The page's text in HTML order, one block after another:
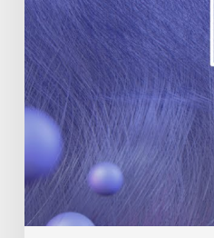
Tendências
de
Arquitetura